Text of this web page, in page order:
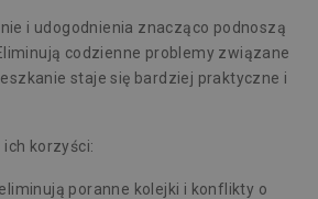
i udogodnienia znacząco podnoszą
codzienne problemy związane
staje się bardziej praktyczne i
korzyści:
eliminują poranne kolejki i konflikty o